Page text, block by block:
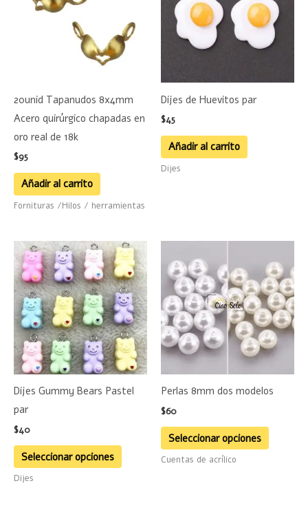
20unid Tapanudos 8x4mm
Acero quirúrgico chapadas en
oro real de 18k
$95
Añadir al carrito
Fornituras /Hilos / herramientas
Dijes de Huevitos par
$45
Añadir al carrito
Dijes
Dijes Gummy Bears Pastel
par
$40
Seleccionar opciones
Este
producto
tiene
múltiples
variantes.
Las
opciones
se
pueden
página
Dijes
Perlas 8mm dos modelos
$60
Seleccionar opciones
producto
tiene
Las
opciones
se
pueden
la
Cuentas de acrílico